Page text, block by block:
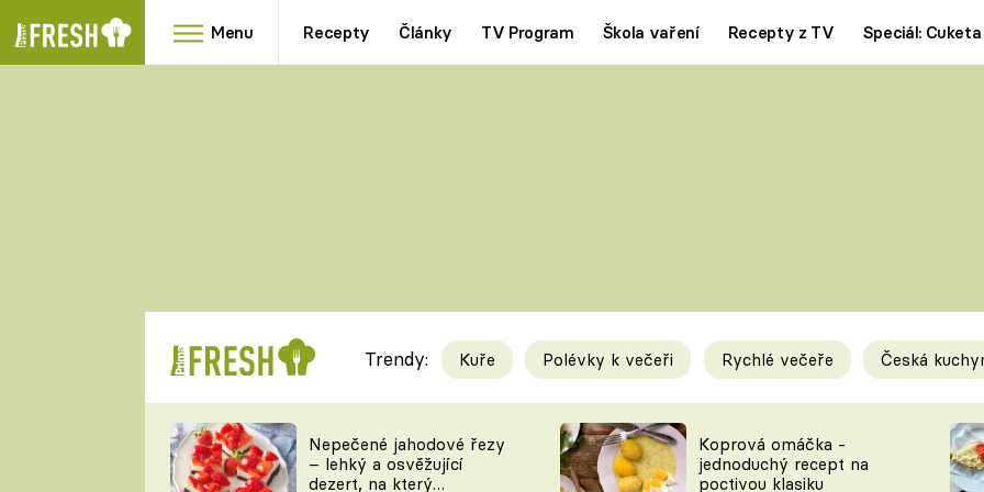
Menu Recepty Články TV Program Škola vaření Recepty z TV Speciál: Cuketa
RYCHLOVKY
Videorecepty
TEĎ VAŘÍ ŠÉF!
Tipy a triky
KAM ZA JÍDLEM
Trendy: Kuře Polévky k večeři Rychlé večeře Česká
Nepečené jahodové řezy
– lehký a osvěžující
dezert, na který
Koprová omáčka -
jednoduchý recept na
poctivou klasiku